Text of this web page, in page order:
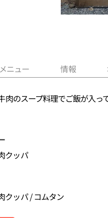
メニュー 情報
肉のスープ料理でご飯が入っ
クッパ
クッパ / コムタン